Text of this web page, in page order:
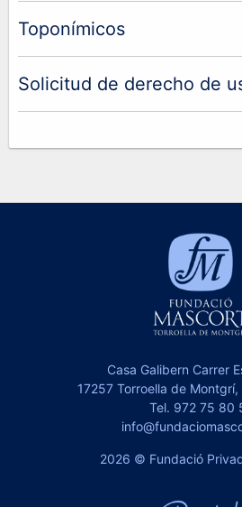
Toponímicos
Solicitud de derecho de
Casa Galibern Carrer
17257 Torroella de Montgrí,
Tel. 972 75 80
2026 © Fundació